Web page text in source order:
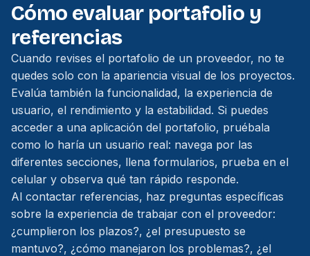
Cómo evaluar portafolio y
referencias
Cuando revises el portafolio de un proveedor, no te
quedes solo con la apariencia visual de los proyectos.
Evalúa también la funcionalidad, la experiencia de
usuario, el rendimiento y la estabilidad. Si puedes
acceder a una aplicación del portafolio, pruébala
como lo haría un usuario real: navega por las
diferentes secciones, llena formularios, prueba en el
celular y observa qué tan rápido responde.
Al contactar referencias, haz preguntas específicas
sobre la experiencia de trabajar con el proveedor:
¿cumplieron los plazos?, ¿el presupuesto se
mantuvo?, ¿cómo manejaron los problemas?, ¿el